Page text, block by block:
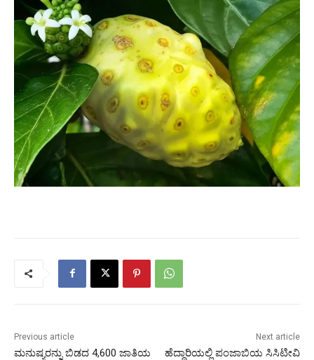
Previous article
ಮನುಷ್ಯರನ್ನು ಬಿಡದ 4,600 ಜಾತಿಯ
Next article
ಹೆದ್ದಾರಿಯಲ್ಲಿ ಪಂಜಾಬಿಯ ಸಿಸಿಟೀವಿ